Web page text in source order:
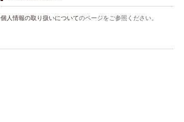
個人情報の取り扱いについてのページをご参照ください。